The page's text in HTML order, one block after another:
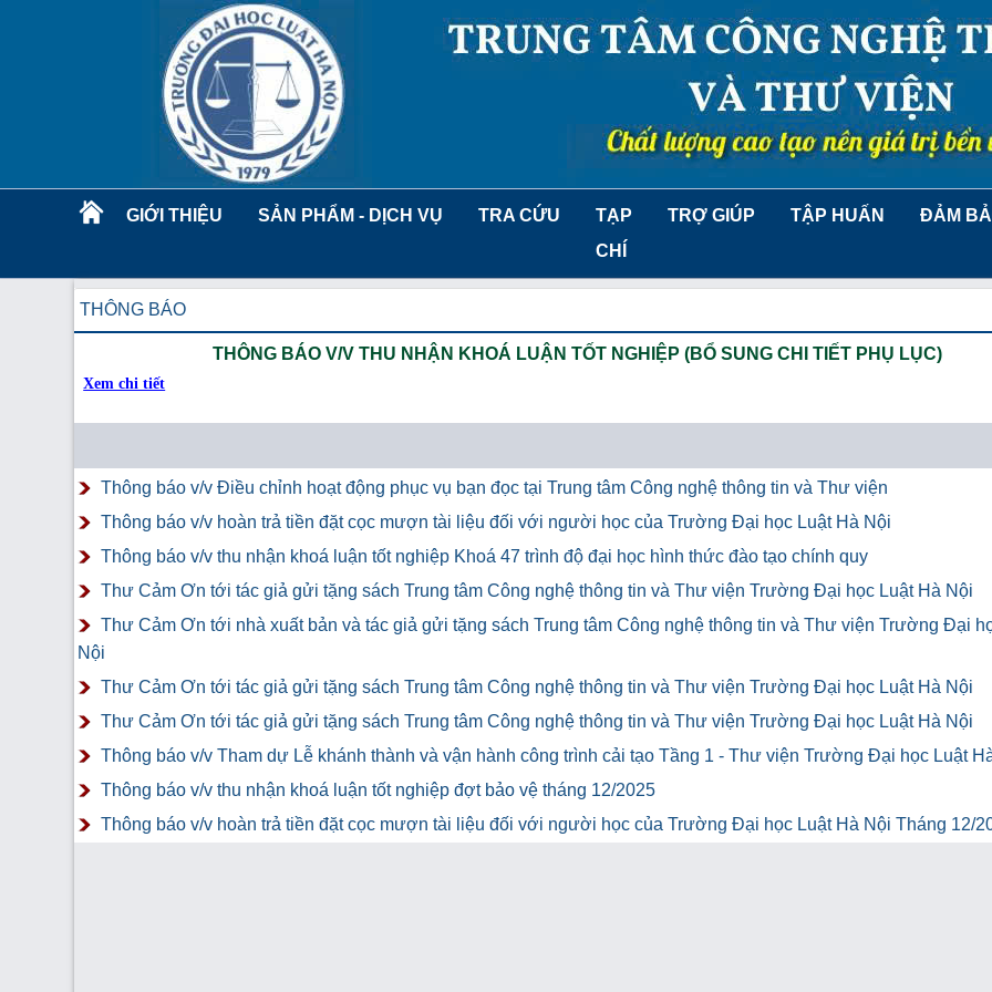
GIỚI THIỆU SẢN PHẨM - DỊCH VỤ TRA CỨU
TẠP
CHÍ
TRỢ GIÚP TẬP HUẤN ĐẢM
THÔNG BÁO
THÔNG BÁO V/V THU NHẬN KHOÁ LUẬN TỐT NGHIỆP (BỔ SUNG CHI TIẾT PHỤ LỤC)
Xem chi tiết
Thông báo v/v Điều chỉnh hoạt động phục vụ bạn đọc tại Trung tâm Công nghệ thông tin và Thư viện
Thông báo v/v hoàn trả tiền đặt cọc mượn tài liệu đối với người học của Trường Đại học Luật Hà Nội
Thông báo v/v thu nhận khoá luận tốt nghiệp Khoá 47 trình độ đại học hình thức đào tạo chính quy
Thư Cảm Ơn tới tác giả gửi tặng sách Trung tâm Công nghệ thông tin và Thư viện Trường Đại học Luật Hà Nội
Thư Cảm Ơn tới nhà xuất bản và tác giả gửi tặng sách Trung tâm Công nghệ thông tin và Thư viện Trường Đại
Nội
Thư Cảm Ơn tới tác giả gửi tặng sách Trung tâm Công nghệ thông tin và Thư viện Trường Đại học Luật Hà Nội
Thư Cảm Ơn tới tác giả gửi tặng sách Trung tâm Công nghệ thông tin và Thư viện Trường Đại học Luật Hà Nội
Thông báo v/v Tham dự Lễ khánh thành và vận hành công trình cải tạo Tầng 1 - Thư viện Trường Đại học Luật
Thông báo v/v thu nhận khoá luận tốt nghiệp đợt bảo vệ tháng 12/2025
Thông báo v/v hoàn trả tiền đặt cọc mượn tài liệu đối với người học của Trường Đại học Luật Hà Nội Tháng 12/